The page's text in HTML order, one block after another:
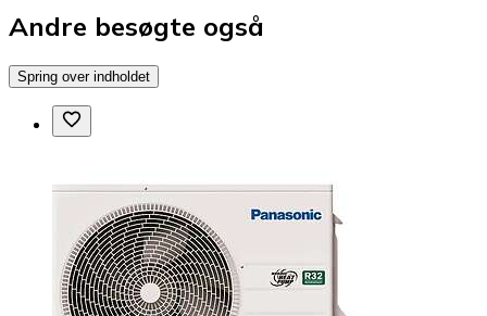
Andre besøgte også
Spring over indholdet